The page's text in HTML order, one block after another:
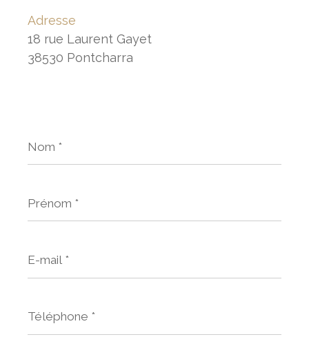
Adresse
18 rue Laurent Gayet
38530 Pontcharra
*
*
mail
*